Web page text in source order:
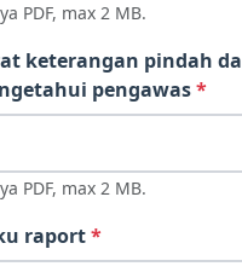
PDF, max 2 MB.
keterangan pindah
pengawas*
PDF, max 2 MB.
raport*